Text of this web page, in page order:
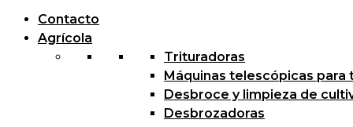
Contacto
Agrícola
Trituradoras
Máquinas telescópicas para
Desbroce y limpieza de
Desbrozadoras